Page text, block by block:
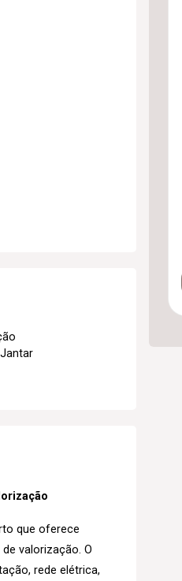
que oferece
valorização. O
rede elétrica,